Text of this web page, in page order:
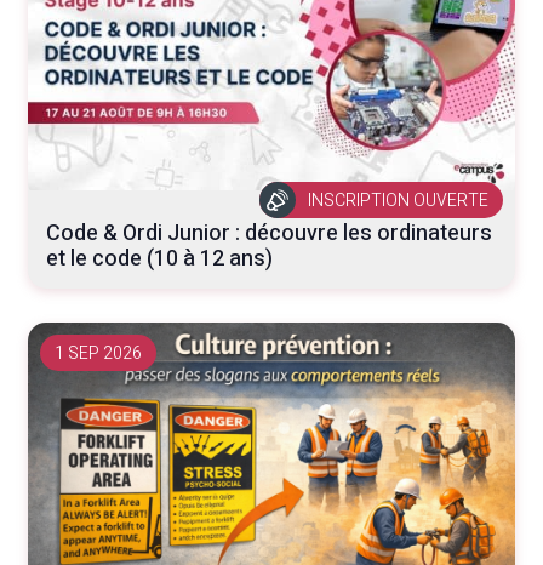
INSCRIPTION OUVERTE
Code & Ordi Junior : découvre les ordinateurs
et le code (10 à 12 ans)
1 SEP 2026